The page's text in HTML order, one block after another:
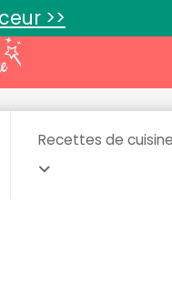
>>
Recettes de cuisine